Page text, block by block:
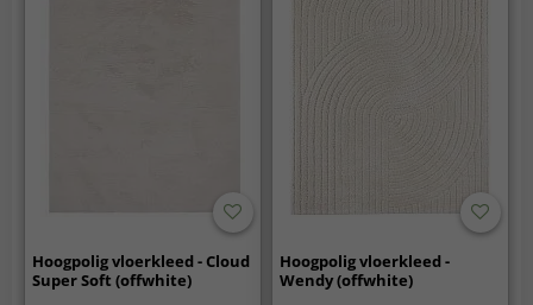
Hoogpolig vloerkleed - Cloud
Super Soft (offwhite)
Hoogpolig vloerkleed -
Wendy (offwhite)